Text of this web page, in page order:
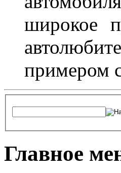
широкое
примером
Главное